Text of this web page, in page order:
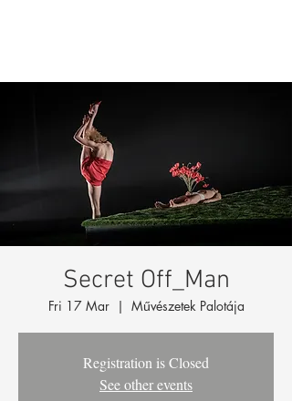
Secret Off_Man
Fri 17 Mar
  |
Művészetek Palotája
Registration is Closed
See other events